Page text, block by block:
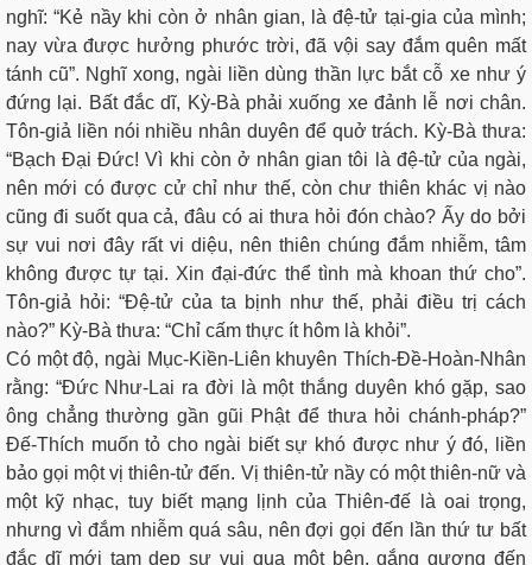
nghĩ: “Kẻ nầy khi còn ở nhân gian, là đệ-tử tại-gia của mình;
nay vừa được hưởng phước trời, đã vội say đắm quên mất
tánh cũ”. Nghĩ xong, ngài liền dùng thần lực bắt cỗ xe như ý
đứng lại. Bất đắc dĩ, Kỳ-Bà phải xuống xe đảnh lễ nơi chân.
Tôn-giả liền nói nhiều nhân duyên để quở trách. Kỳ-Bà thưa:
“Bạch Ðại Ðức! Vì khi còn ở nhân gian tôi là đệ-tử của ngài,
nên mới có được cử chỉ như thế, còn chư thiên khác vị nào
cũng đi suốt qua cả, đâu có ai thưa hỏi đón chào? Ấy do bởi
sự vui nơi đây rất vi diệu, nên thiên chúng đắm nhiễm, tâm
không được tự tại. Xin đại-đức thể tình mà khoan thứ cho”.
Tôn-giả hỏi: “Đệ-tử của ta bịnh như thế, phải điều trị cách
nào?” Kỳ-Bà thưa: “Chỉ cấm thực ít hôm là khỏi”.
Có một độ, ngài Mục-Kiền-Liên khuyên Thích-Ðề-Hoàn-Nhân
rằng: “Ðức Như-Lai ra đời là một thắng duyên khó gặp, sao
ông chẳng thường gần gũi Phật để thưa hỏi chánh-pháp?”
Ðế-Thích muốn tỏ cho ngài biết sự khó được như ý đó, liền
bảo gọi một vị thiên-tử đến. Vị thiên-tử nầy có một thiên-nữ và
một kỹ nhạc, tuy biết mạng lịnh của Thiên-đế là oai trọng,
nhưng vì đắm nhiễm quá sâu, nên đợi gọi đến lần thứ tư bất
đắc dĩ mới tạm dẹp sự vui qua một bên, gắng gượng đến